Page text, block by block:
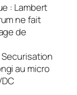
: Lambert
ne fait
de
au micro